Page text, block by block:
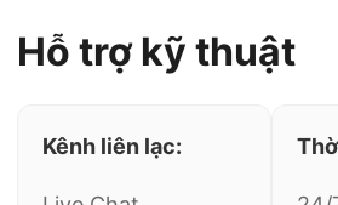
Hỗ trợ kỹ thuật
Kênh liên lạc: